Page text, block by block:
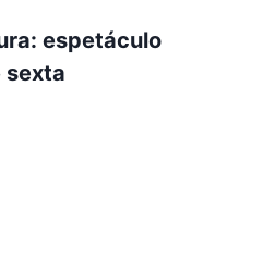
espetáculo
sexta